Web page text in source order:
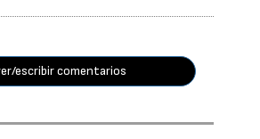
escribir comentarios